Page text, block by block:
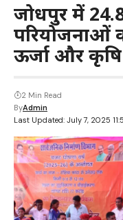
जोधपुर में
परियोजनाओं
ऊर्जा और कृषि
Last Updated: July 7, 2025
ByAdmin
2 Min Read